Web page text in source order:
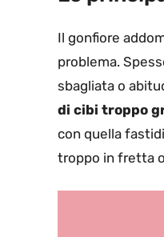
Il gonfiore
problema.
sbagliata o
di cibi troppo
con quella
troppo in fretta